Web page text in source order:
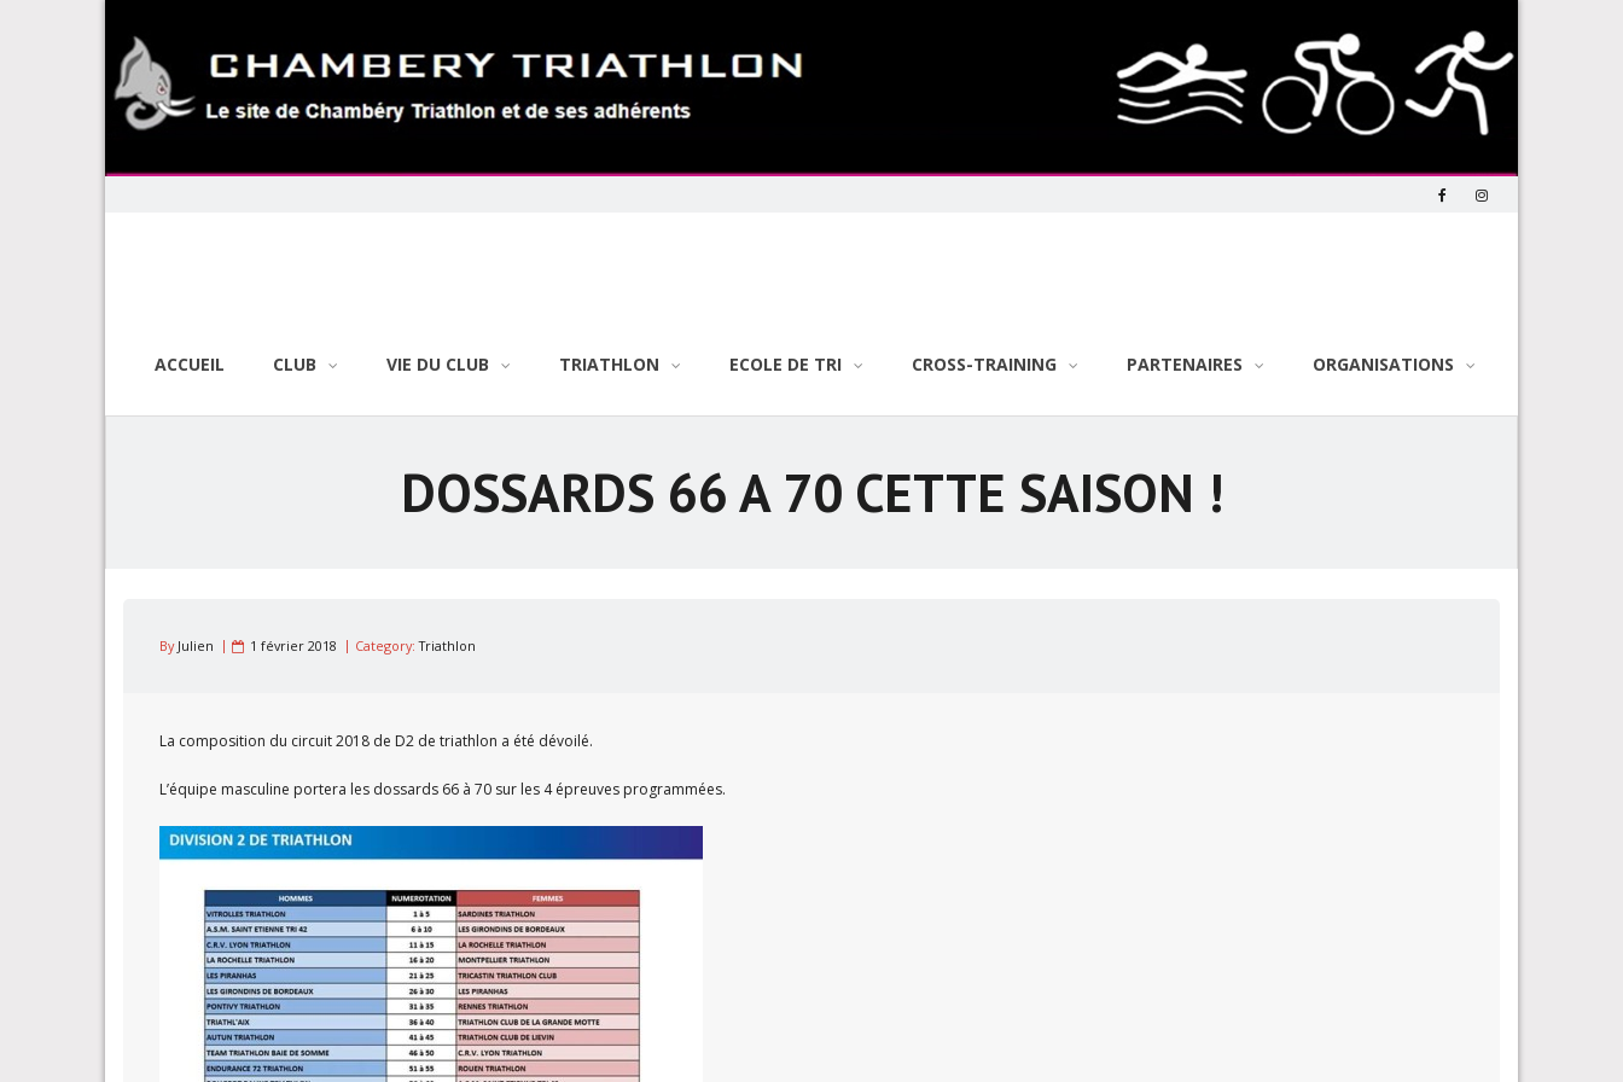
content
ACCUEIL CLUB VIE DU CLUB TRIATHLON ECOLE DE TRI CROSS-TRAINING PARTENAIRES ORGANISATIONS
DOSSARDS 66 A 70 CETTE SAISON !
By Julien 1 février 2018 Category:Triathlon
La composition du circuit 2018 de D2 de triathlon a été dévoilé.
L’équipe masculine portera les dossards 66 à 70 sur les 4 épreuves programmées.